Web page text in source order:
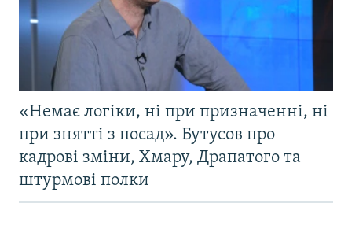
«Немає логіки, ні при призначенні, ні
при знятті з посад». Бутусов про
кадрові зміни, Хмару, Драпатого та
штурмові полки